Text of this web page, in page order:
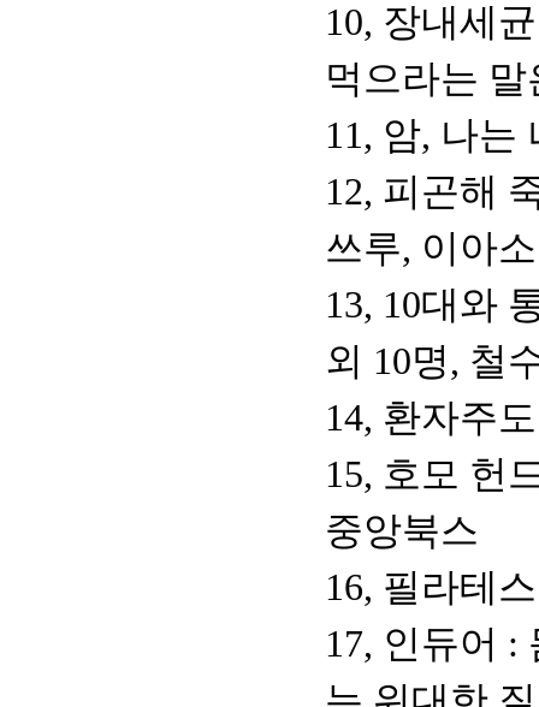
10, 장내세
먹으라는
11, 암, 나는
12, 피곤해
쓰루, 이아소
13, 10대와
외 10명, 철
14, 환자주
15, 호모 헌
중앙북스
16, 필라테
17, 인듀어 :